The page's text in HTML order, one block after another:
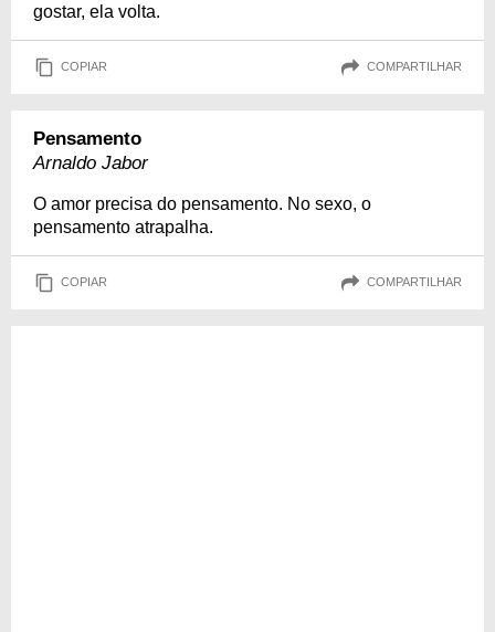
gostar, ela volta.
COPIAR COMPARTILHAR
Pensamento
Arnaldo Jabor
O amor precisa do pensamento. No sexo, o
pensamento atrapalha.
COPIAR COMPARTILHAR